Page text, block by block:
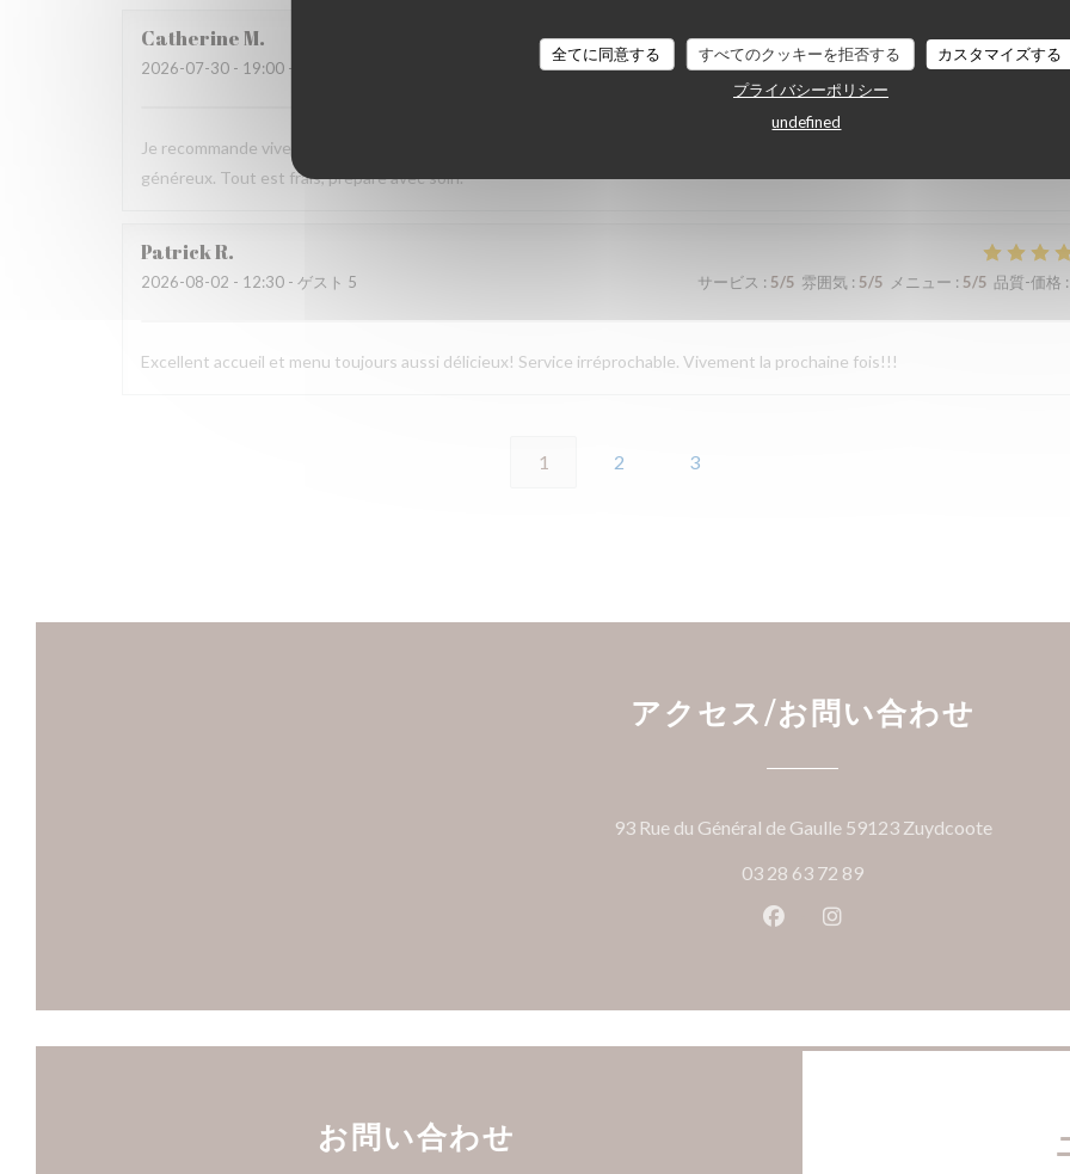
全てに同意する すべてのクッキーを拒否する
カスタマイズする
プライバシーポリシー
undefined
Catherine M
2026-07-30 - 19:00 - ゲスト 4 サービス:5/5 雰囲気:5/5 メニュー:5/5 品質-価格:
Je recommande vivement ce resto pour le servir, l’accueil et l’écoute des restaurateurs. Les plats sont simples mais tellement
généreux. Tout est frais, préparé avec soin.
PatrickR
2026-08-02 - 12:30 - ゲスト 5 サービス : 5/5 雰囲気 : 5/5 メニュー : 5/5 品質-価格 :
Excellent accueil et menu toujours aussi délicieux! Service irréprochable. Vivement la prochaine fois!!!
1 2 3
アクセス/お問い合わせ
93 Rue du Général de Gaulle 59123 Zuydcoote((新しい
03 28 63 72 89
Facebook ((新しいウィンドウ
Instagram ((新しいウィ
お問い合わせ